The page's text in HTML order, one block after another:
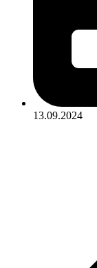
13.09.2024